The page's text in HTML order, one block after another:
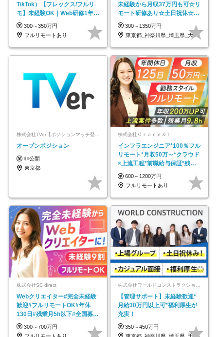
TikTok）【フレックス/フルリ
モ】未経験OK｜Web研修1年間
｜副業OK
300～350万円
フルリモートあり
未経験から月収37万円も可☆リ
モート研修あり☆土日祝休☆20
代～30代活躍/b
300～1350万円
東京都_神奈川県_埼玉県_大阪府_愛知県…
株式会社TVer【ポジションマッチ登録】
オープンポジション
非公開
東京都
株式会社Ｃｒａｎｅ＆Ｉ
インフラエンジニア*100％フル
リモート*月収50万～*クラウド
×上流工程*前職給与保証*残業
月9.8h
600～1200万円
フルリモートあり
株式会社SC direct
Webクリエイター#完全未経験
歓迎#フルリモートOK#年休
130日#残業月5h以下#全国募集
#最大1年の研修
300～700万円
フルリモートあり
【管理サポート】未経験歓迎*
月給30万円以上可*福利厚生が
充実！
350～450万円
東京都_神奈川県_埼玉県_千葉県_大阪府…